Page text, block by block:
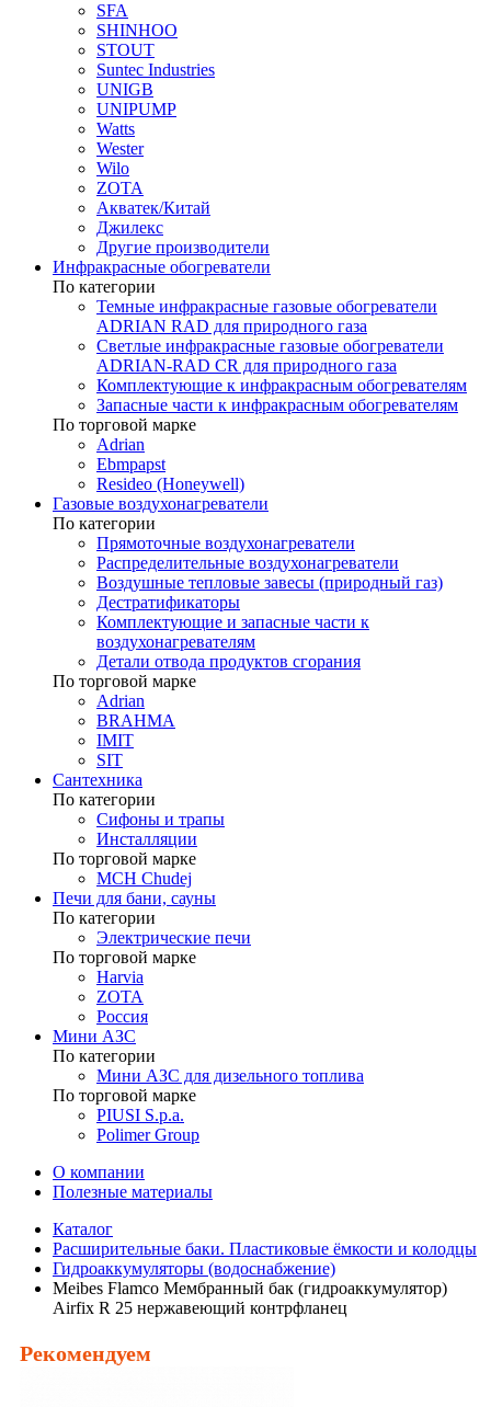
SFA
SHINHOO
STOUT
Suntec Industries
UNIGB
UNIPUMP
Watts
Wester
Wilo
ZOTA
Акватек/Китай
Джилекс
Другие производители
Инфракрасные обогреватели
По категории
Темные инфракрасные газовые обогреватели
ADRIAN RAD для природного газа
Светлые инфракрасные газовые обогреватели
ADRIAN-RAD CR для природного газа
Комплектующие к инфракрасным обогревателям
Запасные части к инфракрасным обогревателям
По торговой марке
Adrian
Ebmpapst
Resideo (Honeywell)
Газовые воздухонагреватели
По категории
Прямоточные воздухонагреватели
Распределительные воздухонагреватели
Воздушные тепловые завесы (природный газ)
Дестратификаторы
Комплектующие и запасные части к
воздухонагревателям
Детали отвода продуктов сгорания
По торговой марке
Adrian
BRAHMA
IMIT
SIT
Сантехника
По категории
Сифоны и трапы
Инсталляции
По торговой марке
MCH Chudej
Печи для бани, сауны
По категории
Электрические печи
По торговой марке
Harvia
ZOTA
Россия
Мини АЗС
По категории
Мини АЗС для дизельного топлива
По торговой марке
PIUSI S.p.a.
Polimer Group
О компании
Полезные материалы
Каталог
Расширительные баки. Пластиковые ёмкости и колодцы
Гидроаккумуляторы (водоснабжение)
Meibes Flamco Мембранный бак (гидроаккумулятор)
Airfix R 25 нержавеющий контрфланец
Рекомендуем